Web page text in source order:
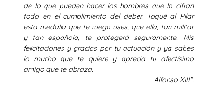
de lo que pueden hacer los hombres que lo cifran
todo en el cumplimiento del deber. Toqué al Pilar
esta medalla que te ruego uses, que ella, tan militar
y tan española, te protegerá seguramente. Mis
felicitaciones y gracias por tu actuación y ya sabes
lo mucho que te quiere y aprecia tu afectísimo
amigo que te abraza.
Alfonso XIII”.